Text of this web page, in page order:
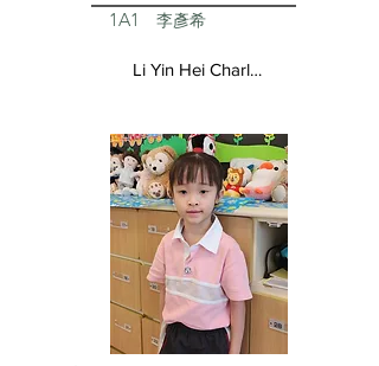
1A1 李彥希
Li Yin Hei Charlotte